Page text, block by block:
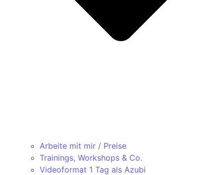
Arbeite mit mir / Preise
Trainings, Workshops & Co.
Videoformat 1 Tag als Azubi